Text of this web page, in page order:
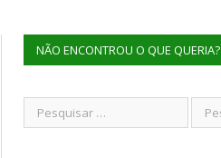
NÃO ENCONTROU O QUE QUERIA?